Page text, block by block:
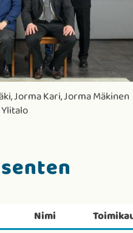
Jorma Kari, Jorma Mäkinen
Nimi